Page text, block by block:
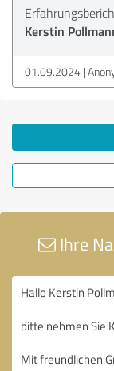
Kerstin
01.09.2024
Ihre